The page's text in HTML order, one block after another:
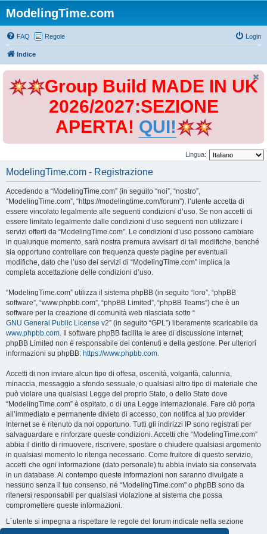
ModelingTime.com
FAQ Regole Login
Indice
Group Build MADE IN UK
2026/2027:SEZIONE
APERTA! QUI!
Lingua:
ModelingTime.com - Registrazione
Accedendo a “ModelingTime.com” (in seguito “noi”, “nostro”,
“ModelingTime.com”, “https://modelingtime.com/forum”), l’utente accetta di
essere vincolato legalmente alle seguenti condizioni d’uso. Se non accetti di
essere limitato legalmente dalle condizioni d’uso seguenti non utilizzare i
servizi offerti da “ModelingTime.com”. Le condizioni d’uso possono cambiare
in qualunque momento, sarà nostra premura avvisarti di tali modifiche, benché
sia opportuno controllare con frequenza queste pagine per eventuali
modifiche, dato che l’uso dei servizi di “ModelingTime.com” implica la
completa accettazione delle condizioni d’uso.
“ModelingTime.com” utilizza il sistema phpBB (in seguito “loro”, “phpBB
software”, “www.phpbb.com”, “phpBB Limited”, “phpBB Teams”) che è un
software per la creazione di comunità web rilasciata sotto “
GNU General Public License v2” (in seguito “GPL”) liberamente scaricabile da
www.phpbb.com. Il software phpBB facilita le aree di discussione internet;
phpBB Limited non è responsabile dei contenuti e della gestione. Per ulteriori
informazioni su phpBB: https://www.phpbb.com.
Accetti di non inviare alcun tipo di offesa, oscenità, volgarità, calunnia,
minaccia, messaggio a sfondo sessuale, o qualsiasi altro tipo di materiale che
può violare una qualsiasi Legge del proprio Stato, o dello Stato dove
“ModelingTime.com” è ospitato, o di una Legge internazionale. Fare ciò porta
all’immediato e permanente divieto di accesso, con notifica al tuo provider
Internet se è ritenuto da noi opportuno. Tutti gli indirizzi IP sono registrati per
salvaguardare e rinforzare queste condizioni. Accetti che “ModelingTime.com”
abbia il diritto di rimuovere, riscrivere, spostare o chiudere qualsiasi argomento
in qualsiasi momento lo ritenga necessario. Come fruitore di questo servizio,
accetti che ogni informazione (dato personale) tu abbia inviato sia conservata
in un database. Al contempo queste informazioni non saranno divulgate a
nessuno senza il tuo consenso, né “ModelingTime.com” o phpBB sono da
ritenersi responsabili per qualsiasi violazione al sistema che possa
compromettere queste informazioni.
L´utente si impegna a rispettare le regole del forum indicate nella sezione